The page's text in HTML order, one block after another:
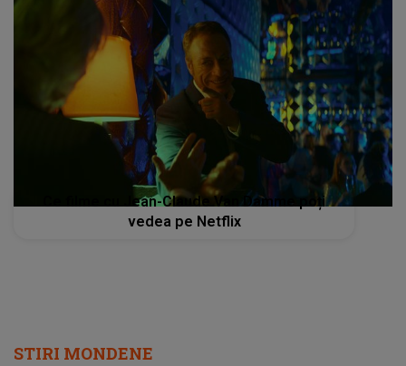
Ce filme cu Jean-Claude Van Damme poți
vedea pe Netflix
STIRI MONDENE